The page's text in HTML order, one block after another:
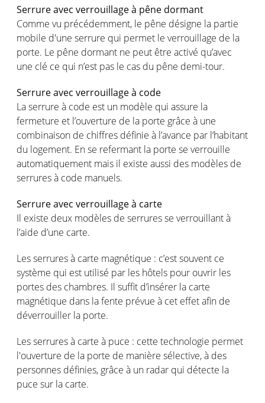
Serrure avec verrouillage à pêne dormant
Comme vu précédemment, le pêne désigne la partie
mobile d'une serrure qui permet le verrouillage de la
porte. Le pêne dormant ne peut être activé qu’avec
une clé ce qui n’est pas le cas du pêne demi-tour.
Serrure avec verrouillage à code
La serrure à code est un modèle qui assure la
fermeture et l’ouverture de la porte grâce à une
combinaison de chiffres définie à l’avance par l’habitant
du logement. En se refermant la porte se verrouille
automatiquement mais il existe aussi des modèles de
serrures à code manuels.
Serrure avec verrouillage à carte
Il existe deux modèles de serrures se verrouillant à
l’aide d’une carte.
Les serrures à carte magnétique : c’est souvent ce
système qui est utilisé par les hôtels pour ouvrir les
portes des chambres. Il suffit d’insérer la carte
magnétique dans la fente prévue à cet effet afin de
déverrouiller la porte.
Les serrures à carte à puce : cette technologie permet
l'ouverture de la porte de manière sélective, à des
personnes définies, grâce à un radar qui détecte la
puce sur la carte.